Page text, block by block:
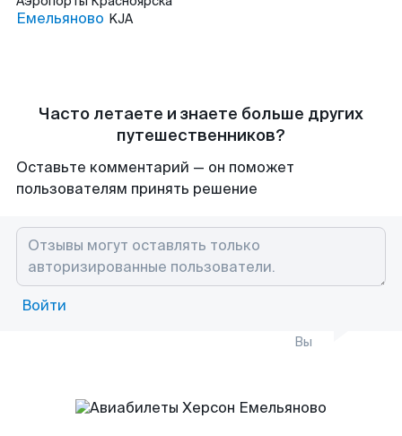
Емельяново KJA
Часто летаете и знаете больше других
путешественников?
Оставьте комментарий — он поможет
пользователям принять решение
Войти
Вы